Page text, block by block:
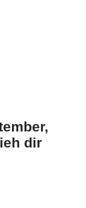
dir